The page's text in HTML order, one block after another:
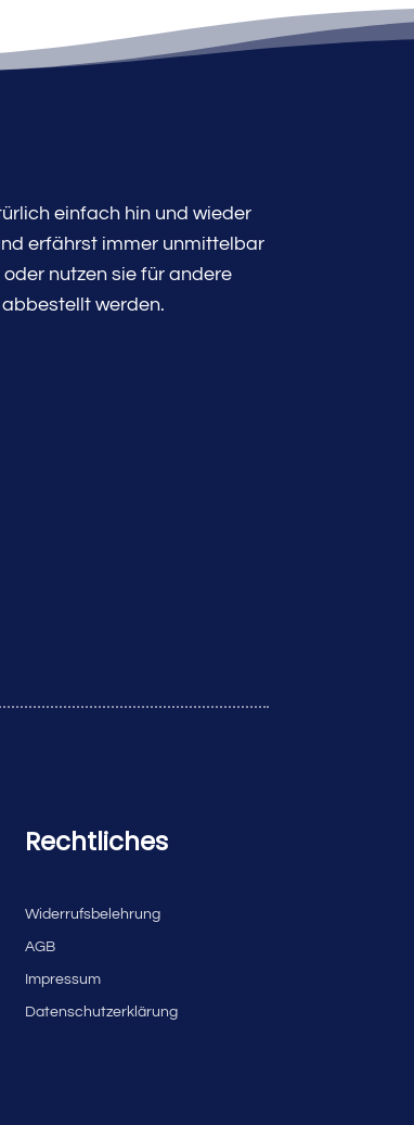
einfach hin und wieder
erfährst immer unmittelbar
nutzen sie für andere
werden.
Rechtliches
Widerrufsbelehrung
AGB
Impressum
Datenschutzerklärung